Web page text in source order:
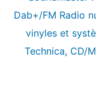
Dab+/FM Radio
vinyles et
Technica, CD/